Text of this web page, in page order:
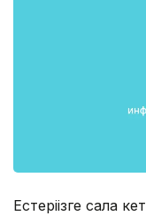
Естеріңізге сала